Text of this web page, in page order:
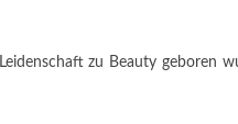
zu Beauty geboren